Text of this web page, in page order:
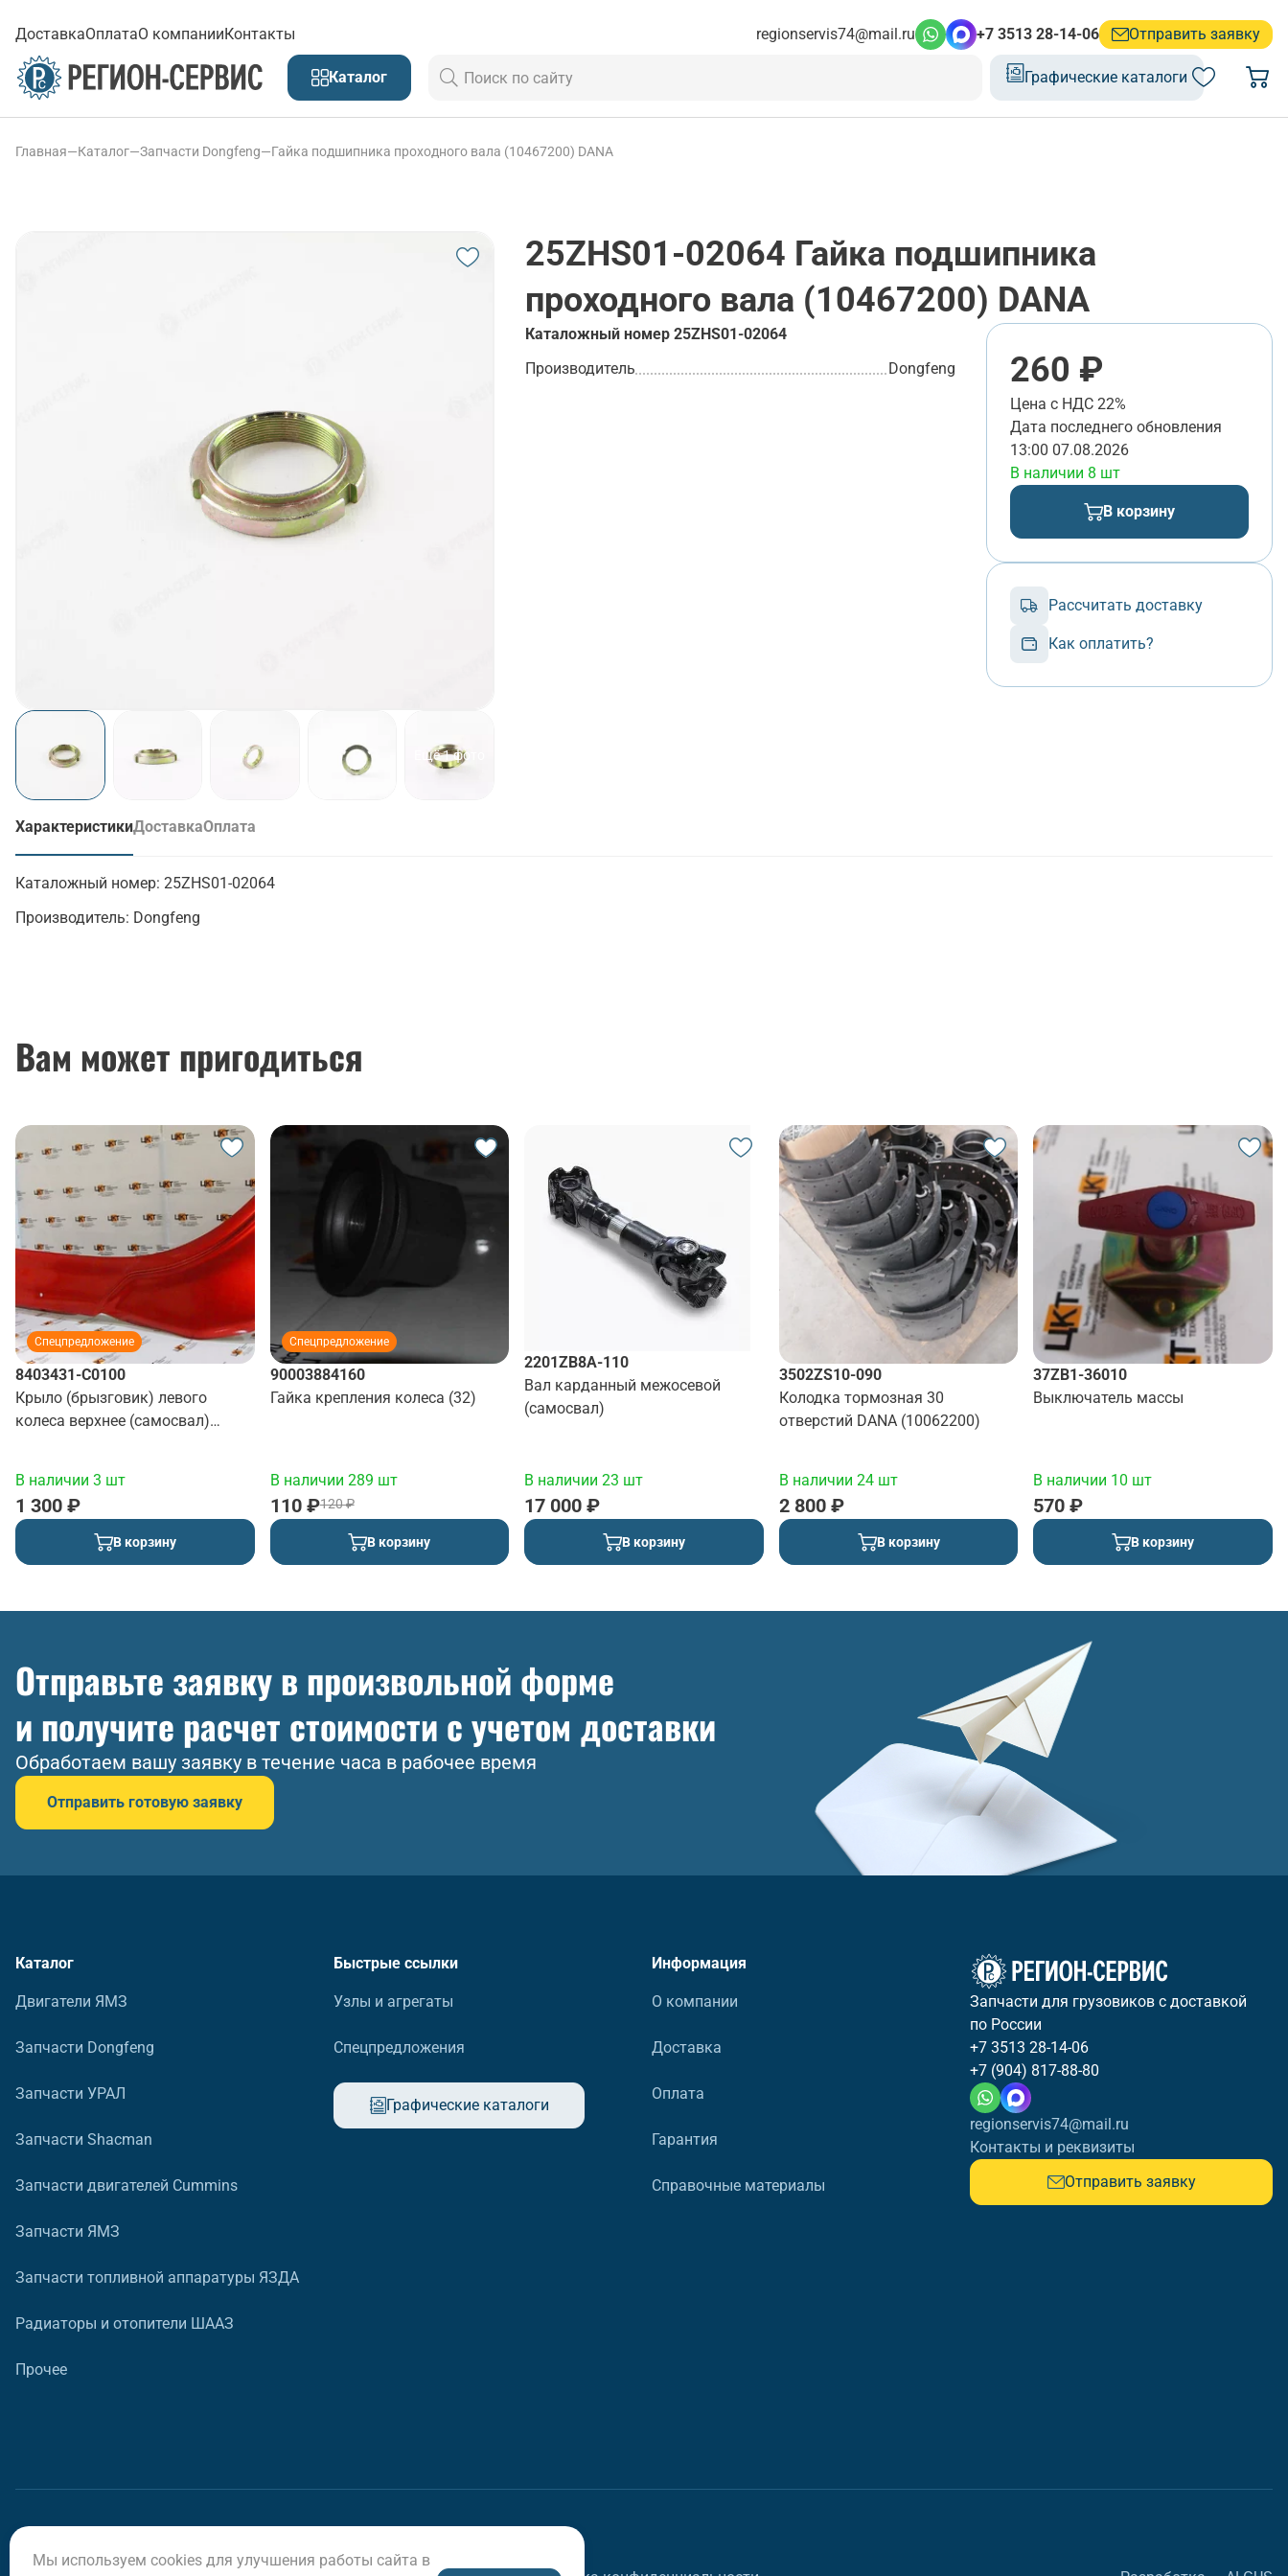
ДоставкаОплатаО компанииКонтакты regionservis74@mail.ru +7 3513 28-14-06 Отправить заявку
Каталог Графические каталоги
Главная—Каталог—Запчасти Dongfeng—Гайка подшипника проходного вала (10467200) DANA
Ещё 1 фото
25ZHS01-02064 Гайка подшипника
проходного вала (10467200) DANA
Каталожный номер 25ZHS01-02064
Производитель
Dongfeng 260 ₽
Цена с НДС 22%
Дата последнего обновления
13:00 07.08.2026
В наличии 8 шт
В корзину
Рассчитать доставку
Как оплатить?
ХарактеристикиДоставкаОплата
Каталожный номер: 25ZHS01-02064
Производитель: Dongfeng
Вам может пригодиться
Спецпредложение
8403431-C0100
Крыло (брызговик) левого
колеса верхнее (самосвал)
В наличии 3 шт
1 300 ₽
В корзину
Спецпредложение
90003884160
Гайка крепления колеса (32)
В наличии 289 шт
120 ₽
110 ₽
В корзину
2201ZB8A-110
Вал карданный межосевой
(самосвал)
В наличии 23 шт
17 000 ₽
В корзину
3502ZS10-090
Колодка тормозная 30
отверстий DANA (10062200)
В наличии 24 шт
2 800 ₽
В корзину
37ZB1-36010
Выключатель массы
В наличии 10 шт
570 ₽
В корзину
Отправьте заявку в произвольной форме
и получите расчет стоимости с учетом доставки
Обработаем вашу заявку в течение часа в рабочее время
Отправить готовую заявку
Каталог
Двигатели ЯМЗ
Запчасти Dongfeng
Запчасти УРАЛ
Запчасти Shacman
Запчасти двигателей Cummins
Запчасти ЯМЗ
Запчасти топливной аппаратуры ЯЗДА
Радиаторы и отопители ШААЗ
Прочее
Быстрые ссылки
Узлы и агрегаты
Спецпредложения
Графические каталоги
Информация
О компании
Доставка
Оплата
Гарантия
Справочные материалы
Запчасти для грузовиков с доставкой
по России
+7 3513 28-14-06
+7 (904) 817-88-80
regionservis74@mail.ru
Контакты и реквизиты
Отправить заявку
Мы используем cookies для улучшения работы сайта в